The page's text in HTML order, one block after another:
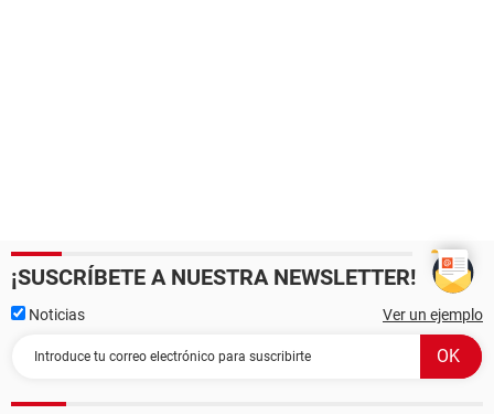
¡SUSCRÍBETE A NUESTRA NEWSLETTER!
Noticias Ver un ejemplo